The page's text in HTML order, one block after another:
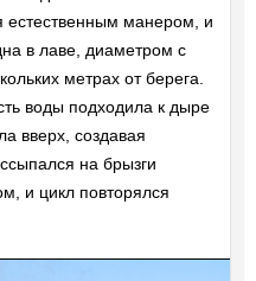
естественным манером, и
в лаве, диаметром с
метрах от берега.
воды подходила к дыре
вверх, создавая
на брызги
и цикл повторялся